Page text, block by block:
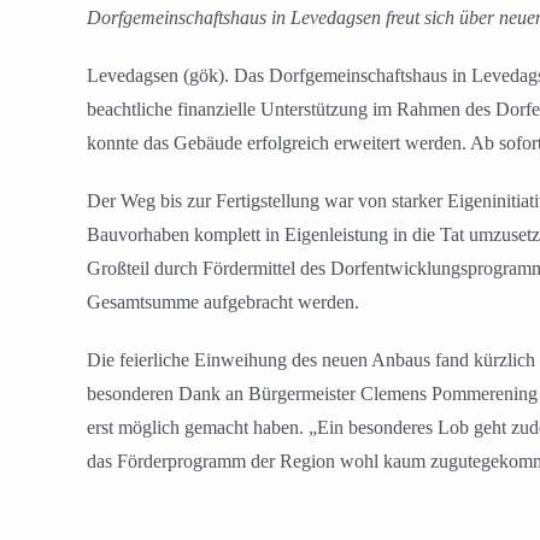
Dorfgemeinschaftshaus in Levedagsen freut sich über
Levedagsen (gök). Das Dorfgemeinschaftshaus in
beachtliche finanzielle Unterstützung im Rahmen des
konnte das Gebäude erfolgreich erweitert werden. Ab
Der Weg bis zur Fertigstellung war von starker
Bauvorhaben komplett in Eigenleistung in die Tat
Großteil durch Fördermittel des
Gesamtsumme aufgebracht werden.
Die feierliche Einweihung des neuen Anbaus fand
besonderen Dank an Bürgermeister Clemens
erst möglich gemacht haben. „Ein besonderes Lob geht
das Förderprogramm der Region wohl kaum